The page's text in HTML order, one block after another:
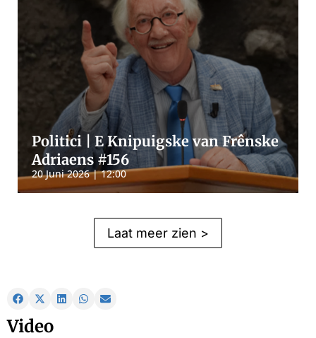
Politici | E Knipuigske van Frênske
Adriaens #156
20 Juni 2026 | 12:00
Laat meer zien >
Video